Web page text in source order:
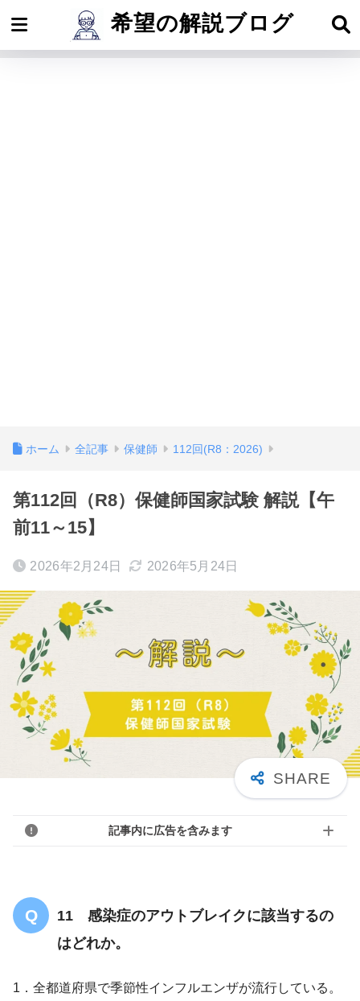
希望の解説ブログ
ホーム 全記事 保健師 112回(R8：2026)
第112回（R8）保健師国家試験 解説【午
前11～15】
2026年2月24日 2026年5月24日
記事内に広告を含みます
11 感染症のアウトブレイクに該当するの
はどれか。
1．全都道府県で季節性インフルエンザが流行している。